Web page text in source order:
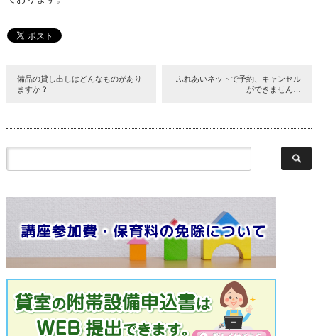
備品の貸し出しはどんなものがあり
ますか？
ふれあいネットで予約、キャンセル
ができません…